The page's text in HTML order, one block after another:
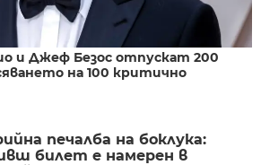
и Джеф Безос отпускат 200
на 100 критично
печалба на боклука:
билет е намерен в